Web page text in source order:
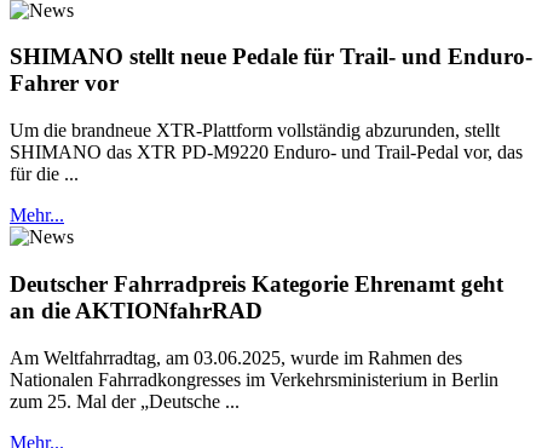
SHIMANO stellt neue Pedale für Trail- und Enduro-
Fahrer vor
Um die brandneue XTR-Plattform vollständig abzurunden, stellt
SHIMANO das XTR PD-M9220 Enduro- und Trail-Pedal vor, das
für die ...
Mehr...
Deutscher Fahrradpreis Kategorie Ehrenamt geht
an die AKTIONfahrRAD
Am Weltfahrradtag, am 03.06.2025, wurde im Rahmen des
Nationalen Fahrradkongresses im Verkehrsministerium in Berlin
zum 25. Mal der „Deutsche ...
Mehr...